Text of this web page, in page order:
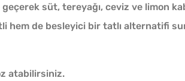
geçerek süt, tereyağı, ceviz ve limon
de besleyici bir tatlı alternatifi
atabilirsiniz.